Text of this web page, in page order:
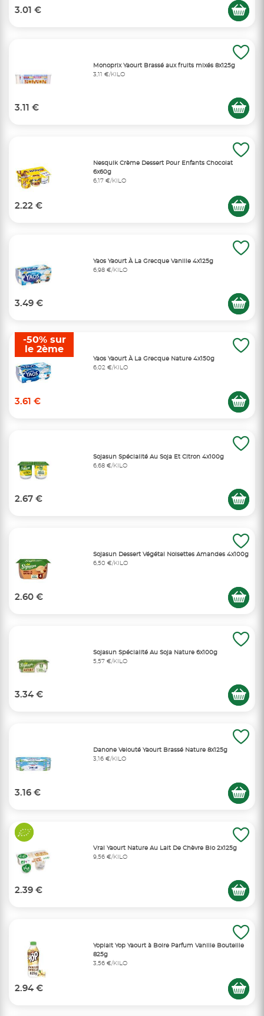
3.01 €
Monoprix Yaourt Brassé aux fruits mixés 8x125g
3,11 €/KILO
3.11 €
Nesquik Crème Dessert Pour Enfants Chocolat
6x60g
6,17 €/KILO
2.22 €
Yaos Yaourt À La Grecque Vanille 4x125g
6,98 €/KILO
3.49 €
Yaos Yaourt À La Grecque Nature 4x150g
6,02 €/KILO
3.61 €
-50% sur
le 2ème
Sojasun Spécialité Au Soja Et Citron 4x100g
6,68 €/KILO
2.67 €
Sojasun Dessert Végétal Noisettes Amandes 4x100g
6,50 €/KILO
2.60 €
Sojasun Spécialité Au Soja Nature 6x100g
5,57 €/KILO
3.34 €
Danone Velouté Yaourt Brassé Nature 8x125g
3,16 €/KILO
3.16 €
Vrai Yaourt Nature Au Lait De Chèvre Bio 2x125g
9,56 €/KILO
2.39 €
Yoplait Yop Yaourt à Boire Parfum Vanille Bouteille
825g
3,56 €/KILO
2.94 €